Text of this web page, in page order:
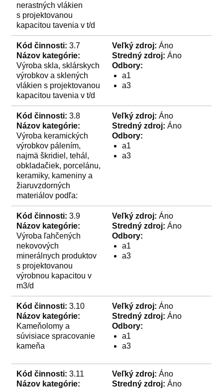
nerastných vlákien
s projektovanou
kapacitou tavenia v t/d
Kód činnosti: 3.7
Názov kategórie:
Výroba skla, sklárskych
výrobkov a sklených
vlákien s projektovanou
kapacitou tavenia v t/d
Veľký zdroj: Áno
Stredný zdroj: Áno
Odbory:
a1
a3
Kód činnosti: 3.8
Názov kategórie:
Výroba keramických
výrobkov pálením,
najmä škridiel, tehál,
obkladačiek, porcelánu,
keramiky, kameniny a
žiaruvzdorných
materiálov podľa:
Veľký zdroj: Áno
Stredný zdroj: Áno
Odbory:
a1
a3
Kód činnosti: 3.9
Názov kategórie:
Výroba ľahčených
nekovových
minerálnych produktov
s projektovanou
výrobnou kapacitou v
m3/d
Veľký zdroj: Áno
Stredný zdroj: Áno
Odbory:
a1
a3
Kód činnosti: 3.10
Názov kategórie:
Kameňolomy a
súvisiace spracovanie
kameňa
Veľký zdroj: Áno
Stredný zdroj: Áno
Odbory:
a1
a3
Kód činnosti: 3.11
Názov kategórie:
Veľký zdroj: Áno
Stredný zdroj: Áno